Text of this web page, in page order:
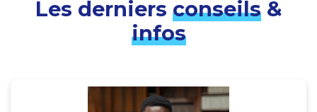
Les derniers conseils&
infos